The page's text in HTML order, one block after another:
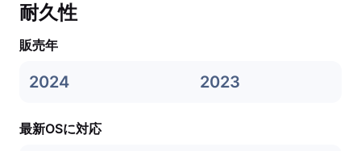
耐久性
販売年
2024 2023
最新OSに対応